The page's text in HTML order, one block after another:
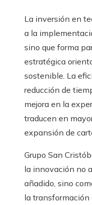
La inversión en
a la
sino que forma
estratégica
sostenible. La
reducción de
mejora en la
traducen en
expansión de
Grupo San
la innovación no
añadido, sino
la transformación